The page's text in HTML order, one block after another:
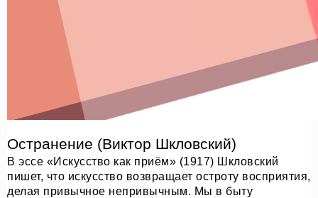
Остранение (Виктор Шкловский)
В эссе «Искусство как приём» (1917) Шкловский
пишет, что искусство возвращает остроту восприятия,
делая привычное непривычным. Мы в быту